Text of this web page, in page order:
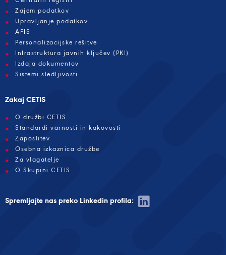
Zajem podatkov
Upravljanje podatkov
AFIS
Personalizacijske rešitve
Infrastruktura javnih ključev (PKI)
Izdaja dokumentov
Sistemi sledljivosti
Zakaj CETIS
O družbi CETIS
Standardi varnosti in kakovosti
Zaposlitev
Osebna izkaznica družbe
Za vlagatelje
O Skupini CETIS
Spremljajte nas preko Linkedin profila: